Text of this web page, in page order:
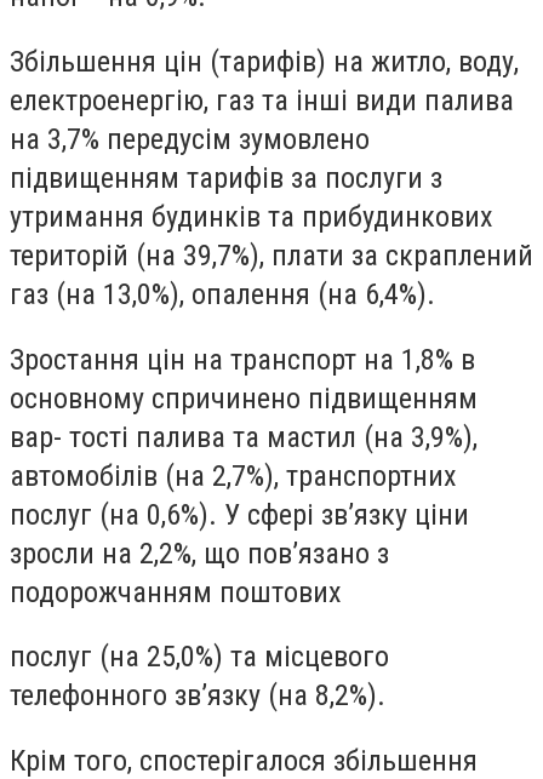
Збільшення цін (тарифів) на житло, воду,
електроенергію, газ та інші види палива
на 3,7% передусім зумовлено
підвищенням тарифів за послуги з
утримання будинків та прибудинкових
територій (на 39,7%), плати за скраплений
газ (на 13,0%), опалення (на 6,4%).
Зростання цін на транспорт на 1,8% в
основному спричинено підвищенням
вар- тості палива та мастил (на 3,9%),
автомобілів (на 2,7%), транспортних
послуг (на 0,6%). У сфері зв’язку ціни
зросли на 2,2%, що пов’язано з
подорожчанням поштових
послуг (на 25,0%) та місцевого
телефонного зв’язку (на 8,2%).
Крім того, спостерігалося збільшення